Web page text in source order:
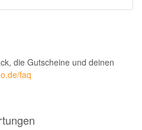
die Gutscheine und deinen
faq